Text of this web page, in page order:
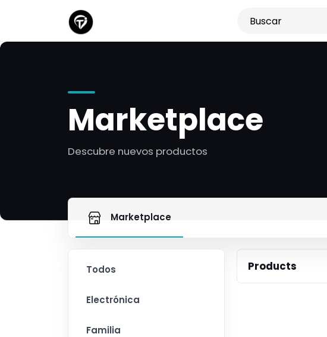
Marketplace
Descubre nuevos productos
Marketplace
Todos
Electrónica
Familia
Products